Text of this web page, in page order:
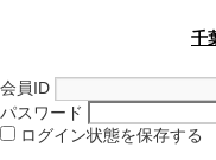
千
会員ID
パスワード
ログイン状態を保存する